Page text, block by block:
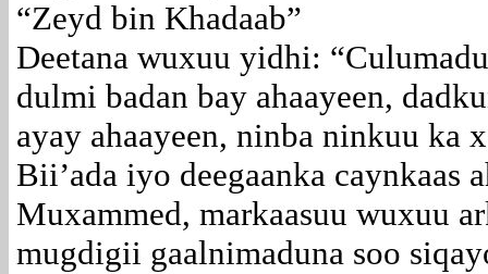
“Zeyd bin Khadaab”
Deetana wuxuu yidhi:
dulmi badan bay ahaayeen,
ayay ahaayeen, ninba ninkuu ka
Bii’ada iyo deegaanka caynkaas
Muxammed, markaasuu wuxuu
mugdigii gaalnimaduna soo